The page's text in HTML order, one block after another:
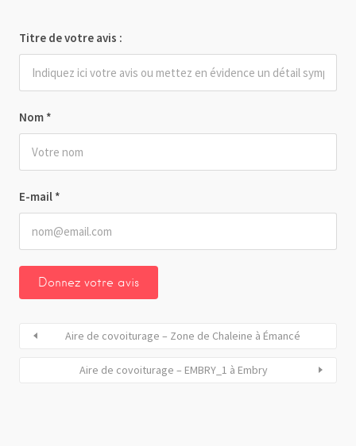
Nom *
E-mail *
Titre de votre avis :
Aire de covoiturage – Zone de Chaleine à Émancé
Aire de covoiturage – EMBRY_1 à Embry